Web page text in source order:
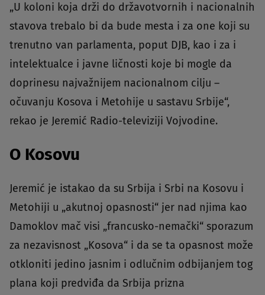
„U koloni koja drži do državotvornih i nacionalnih
stavova trebalo bi da bude mesta i za one koji su
trenutno van parlamenta, poput DJB, kao i za i
intelektualce i javne ličnosti koje bi mogle da
doprinesu najvažnijem nacionalnom cilju –
očuvanju Kosova i Metohije u sastavu Srbije“,
rekao je Jeremić Radio-televiziji Vojvodine.
O Kosovu
Jeremić je istakao da su Srbija i Srbi na Kosovu i
Metohiji u „akutnoj opasnosti“ jer nad njima kao
Damoklov mač visi „francusko-nemački“ sporazum
za nezavisnost „Kosova“ i da se ta opasnost može
otkloniti jedino jasnim i odlučnim odbijanjem tog
plana koji predviđa da Srbija prizna